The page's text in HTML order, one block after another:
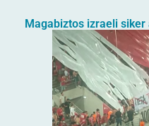
Magabiztos izraeli siker